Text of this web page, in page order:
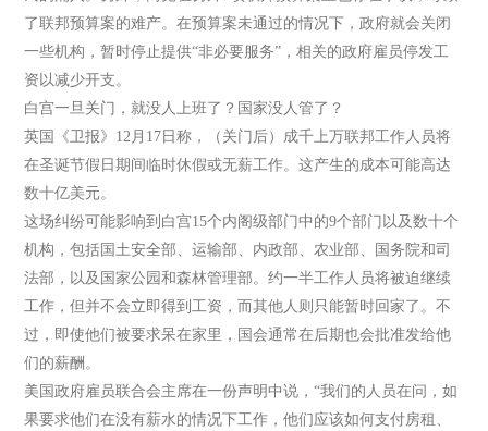
了联邦预算案的难产。在预算案未通过的情况下，政府就会关闭
一些机构，暂时停止提供“非必要服务”，相关的政府雇员停发工
资以减少开支。
白宫一旦关门，就没人上班了？国家没人管了？
英国《卫报》12月17日称，（关门后）成千上万联邦工作人员将
在圣诞节假日期间临时休假或无薪工作。这产生的成本可能高达
数十亿美元。
这场纠纷可能影响到白宫15个内阁级部门中的9个部门以及数十个
机构，包括国土安全部、运输部、内政部、农业部、国务院和司
法部，以及国家公园和森林管理部。约一半工作人员将被迫继续
工作，但并不会立即得到工资，而其他人则只能暂时回家了。不
过，即使他们被要求呆在家里，国会通常在后期也会批准发给他
们的薪酬。
美国政府雇员联合会主席在一份声明中说，“我们的人员在问，如
果要求他们在没有薪水的情况下工作，他们应该如何支付房租、